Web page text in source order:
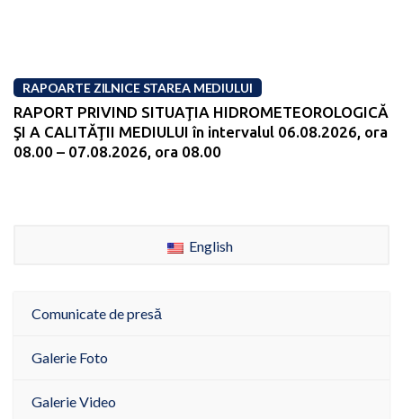
RAPOARTE ZILNICE STAREA MEDIULUI
RAPORT PRIVIND SITUAŢIA HIDROMETEOROLOGICĂ
ŞI A CALITĂŢII MEDIULUI în intervalul 06.08.2026, ora
08.00 – 07.08.2026, ora 08.00
English
Comunicate de presă
Galerie Foto
Galerie Video